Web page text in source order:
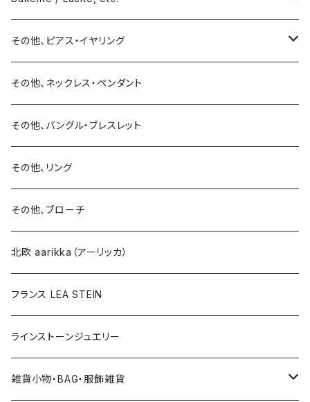
バングル・ブレスレット
リング
15号以上
ピアス
イヤリング
ブローチ
その他
ピアス・イヤリング
リング
バングル・ブレスレット
ブローチ
ネックレス
その他、ピアス・イヤリング
ピアス
イヤリング
その他、ネックレス・ペンダント
その他、バングル・ブレスレット
その他、リング
その他、ブローチ
北欧 aarikka（アーリッカ）
フランス LEA STEIN
ラインストーンジュエリー
雑貨小物・BAG・服飾雑貨